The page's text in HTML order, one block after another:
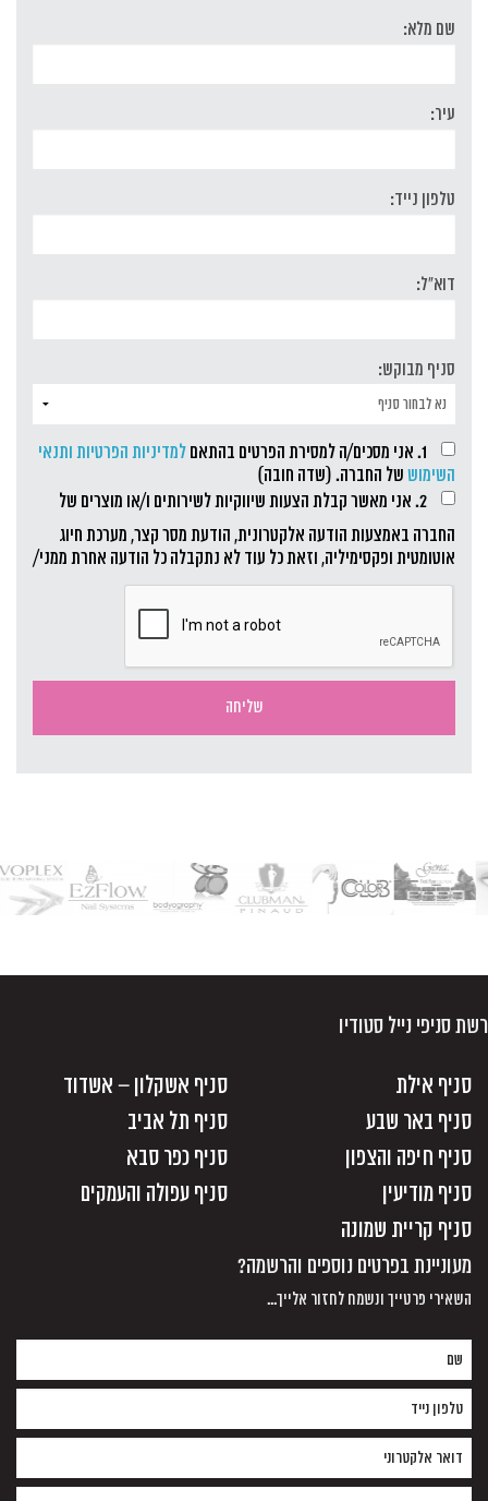
שם מלא:
עיר:
טלפון נייד:
דוא"ל:
סניף מבוקש:
1. אני מסכים/ה למסירת הפרטים בהתאם
למדיניות הפרטיות ותנאי
השימוש של החברה. (שדה חובה)
2. אני מאשר קבלת הצעות שיווקיות לשירותים ו/או מוצרים של
החברה באמצעות הודעה אלקטרונית, הודעת מסר קצר, מערכת חיוג
אוטומטית ופקסימיליה, וזאת כל עוד לא נתקבלה כל הודעה אחרת ממני/
רשת סניפי נייל סטודיו
סניף אילת
סניף אשקלון – אשדוד
סניף באר שבע
סניף תל אביב
סניף חיפה והצפון
סניף כפר סבא
סניף מודיעין
סניף עפולה והעמקים
סניף קריית שמונה
מעוניינת בפרטים נוספים והרשמה?
השאירי פרטייך ונשמח לחזור אלייך...